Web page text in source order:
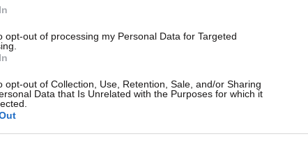
opt-out of processing my Personal Data for Targeted
opt-out of Collection, Use, Retention, Sale, and/or Sharing
Data that Is Unrelated with the Purposes for which it
να περιλαμβάνει και συστάσεις για
σε ορισμένους τομείς που
κρίσης καταγράφονται καθυστερήσεις με